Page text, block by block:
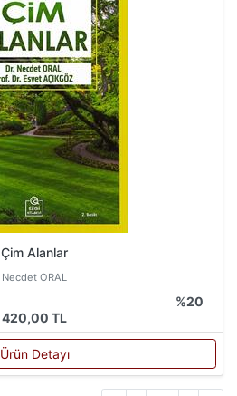
Çim Alanlar
Necdet ORAL
%20
420,00 TL
Ürün Detayı